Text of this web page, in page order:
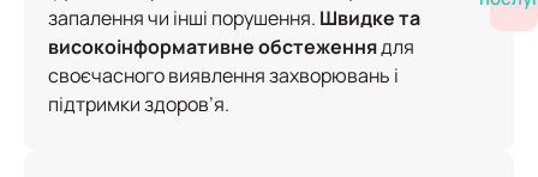
запалення чи інші порушення. Швидке та
високоінформативне обстеженнядля
своєчасного виявлення захворювань і
підтримки здоров’я.